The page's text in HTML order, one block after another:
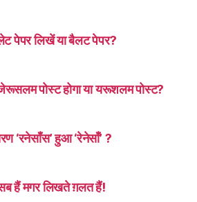
पेपर लिखें या बैलट पेपर?
पोस्ट होगा या यरूशलम पोस्ट?
‘रनेसाँस’ हुआ ‘रेनेसाँ’ ?
हैं मगर लिखते ग़लत हैं!